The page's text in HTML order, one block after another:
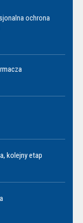
ochrona
kolejny etap